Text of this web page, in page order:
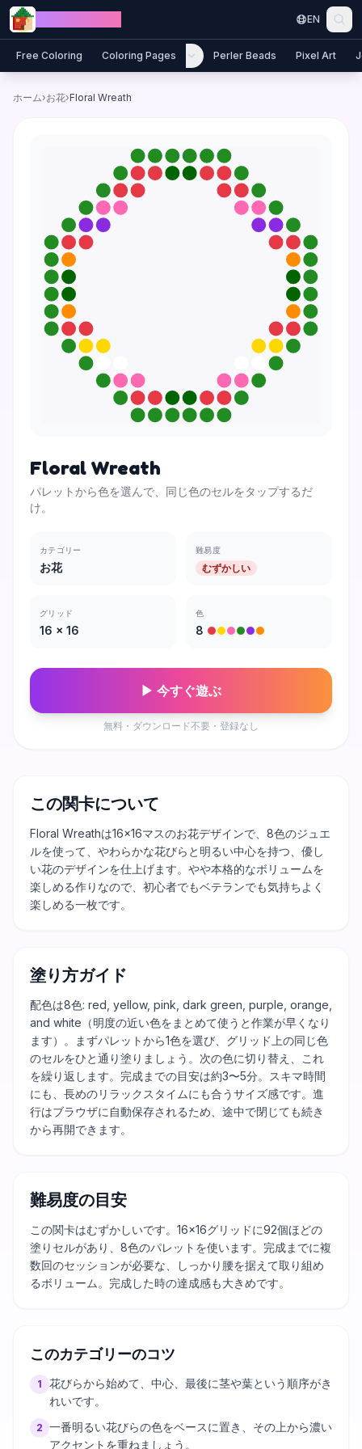
Skip to content
EN
Free Coloring Coloring Pages Perler Beads Pixel Art
ホーム›お花›Floral Wreath
Floral Wreath
パレットから色を選んで、同じ色のセルをタップするだ
け。
カテゴリー
お花
難易度
むずかしい
グリッド
16 × 16
色
8
▶ 今すぐ遊ぶ
無料・ダウンロード不要・登録なし
この関卡について
Floral Wreathは16×16マスのお花デザインで、8色のジュエ
ルを使って、やわらかな花びらと明るい中心を持つ、優し
い花のデザインを仕上げます。やや本格的なボリュームを
楽しめる作りなので、初心者でもベテランでも気持ちよく
楽しめる一枚です。
塗り方ガイド
配色は8色: red, yellow, pink, dark green, purple, orange,
and white（明度の近い色をまとめて使うと作業が早くなり
ます）。まずパレットから1色を選び、グリッド上の同じ色
のセルをひと通り塗りましょう。次の色に切り替え、これ
を繰り返します。完成までの目安は約3〜5分。スキマ時間
にも、長めのリラックスタイムにも合うサイズ感です。進
行はブラウザに自動保存されるため、途中で閉じても続き
から再開できます。
難易度の目安
この関卡はむずかしいです。16×16グリッドに92個ほどの
塗りセルがあり、8色のパレットを使います。完成までに複
数回のセッションが必要な、しっかり腰を据えて取り組め
るボリューム。完成した時の達成感も大きめです。
このカテゴリーのコツ
1
花びらから始めて、中心、最後に茎や葉という順序がき
れいです。
2 一番明るい花びらの色をベースに置き、その上から濃い
アクセントを重ねましょう。